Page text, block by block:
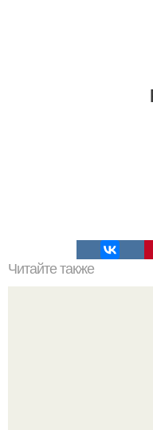
Читайте также